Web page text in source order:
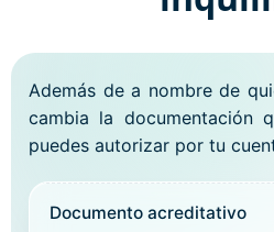
Además de a nombre de
cambia la documentación
puedes autorizar por tu
Documento acreditativo